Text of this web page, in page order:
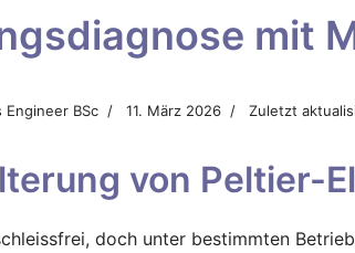
mit
Engineer BSc 11. März 2026 Zuletzt
von Peltier-
doch unter bestimmten